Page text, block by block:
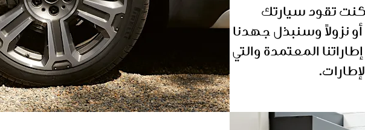
كنت تقود سيارتك
نزولاً وسنبذل جهدنا
المعتمدة والتي